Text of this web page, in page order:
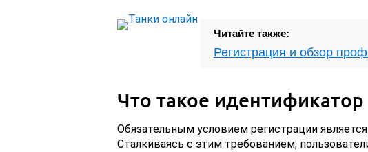
Читайте также:
Регистрация и обзор
Что такое идентификатор
Обязательным условием регистрации
Сталкиваясь с этим требованием,